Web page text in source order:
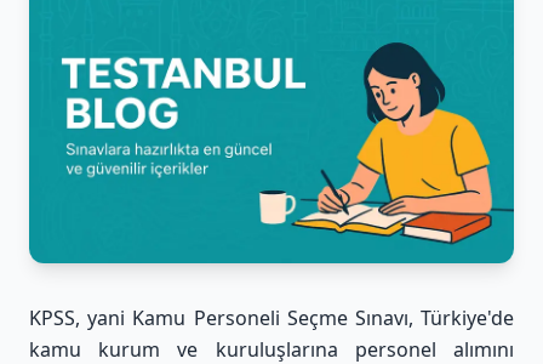
KPSS, yani Kamu Personeli Seçme Sınavı, Türkiye'de
kamu kurum ve kuruluşlarına personel alımını